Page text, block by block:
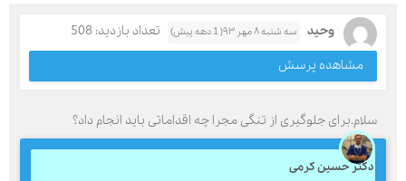
وحید سه شنبه ۸ مهر ۹۳( 1 دهه پیش)
تعداد بازدید: 508
مشاهده پرسش
سلام.برای جلوگیری از تنگی مجرا چه اقداماتی باید انجام داد؟
دکتر حسین کرمی